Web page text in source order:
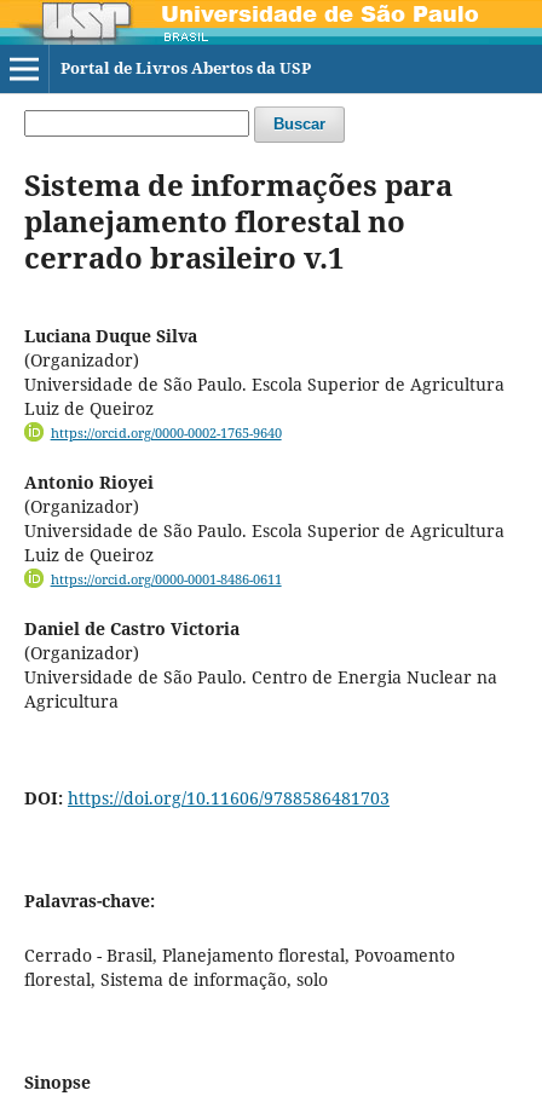
Portal de Livros Abertos da USP
Buscar
Sistema de informações para
planejamento florestal no
cerrado brasileiro v.1
Luciana Duque Silva
(Organizador)
Universidade de São Paulo. Escola Superior de Agricultura
Luiz de Queiroz
https://orcid.org/0000-0002-1765-9640
Antonio Rioyei
(Organizador)
Universidade de São Paulo. Escola Superior de Agricultura
Luiz de Queiroz
https://orcid.org/0000-0001-8486-0611
Daniel de Castro Victoria
(Organizador)
Universidade de São Paulo. Centro de Energia Nuclear na
Agricultura
DOI: https://doi.org/10.11606/9788586481703
Palavras-chave:
Cerrado - Brasil, Planejamento florestal, Povoamento
florestal, Sistema de informação, solo
Sinopse